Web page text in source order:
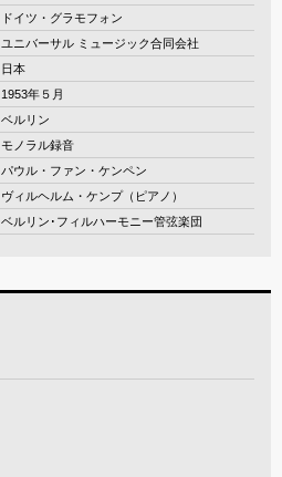
ドイツ・グラモフォン
ユニバーサル ミュージック合同会社
日本
1953年５月
ベルリン
モノラル録音
パウル・ファン・ケンペン
ヴィルヘルム・ケンプ（ピアノ）
ベルリン･フィルハーモニー管弦楽団